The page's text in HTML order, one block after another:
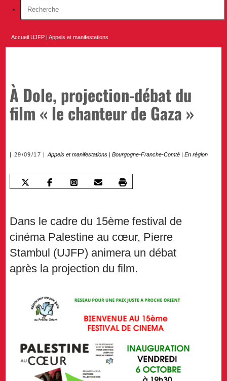
Accueil UJFP |Appels et manifestations
À Dole, projection-débat du
film « le chanteur de Gaza »
29/09/17 Appels et manifestations |Bourgogne-Franche-Comté |En région
Dans le cadre du 15ème festival de
cinéma Palestine au cœur, Pierre
Stambul (UJFP) animera un débat
après la projection du film.